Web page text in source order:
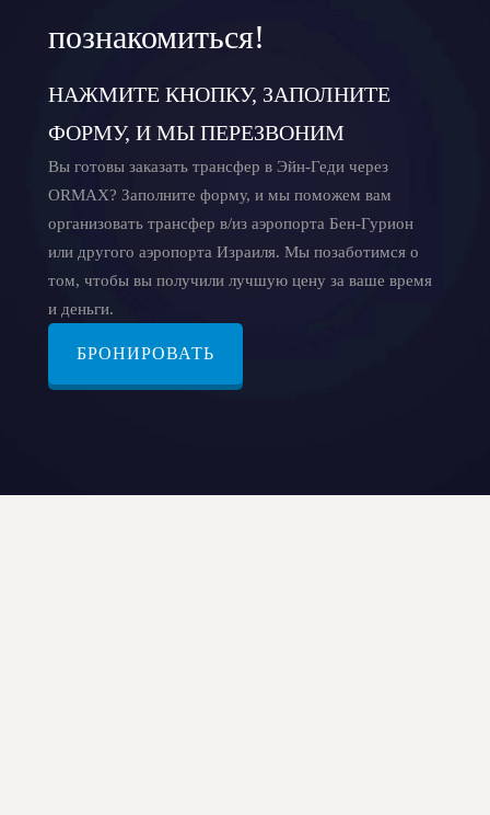
познакомиться!
НАЖМИТЕ КНОПКУ, ЗАПОЛНИТЕ
ФОРМУ, И МЫ ПЕРЕЗВОНИМ
Вы готовы заказать трансфер в Эйн-Геди через
ORMAX? Заполните форму, и мы поможем вам
организовать трансфер в/из аэропорта Бен-Гурион
или другого аэропорта Израиля. Мы позаботимся о
том, чтобы вы получили лучшую цену за ваше время
и деньги.
БРОНИРОВАТЬ